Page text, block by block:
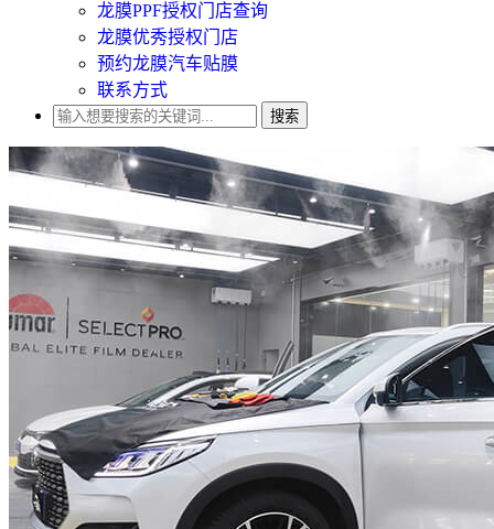
龙膜PPF授权门店查询
龙膜优秀授权门店
预约龙膜汽车贴膜
联系方式
搜索